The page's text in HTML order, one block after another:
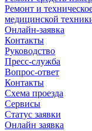
Ремонт и
медицинской
Онлайн-заявка
Контакты
Руководство
Пресс-служба
Вопрос-ответ
Контакты
Схема проезда
Сервисы
Статус заявки
Онлайн заявка